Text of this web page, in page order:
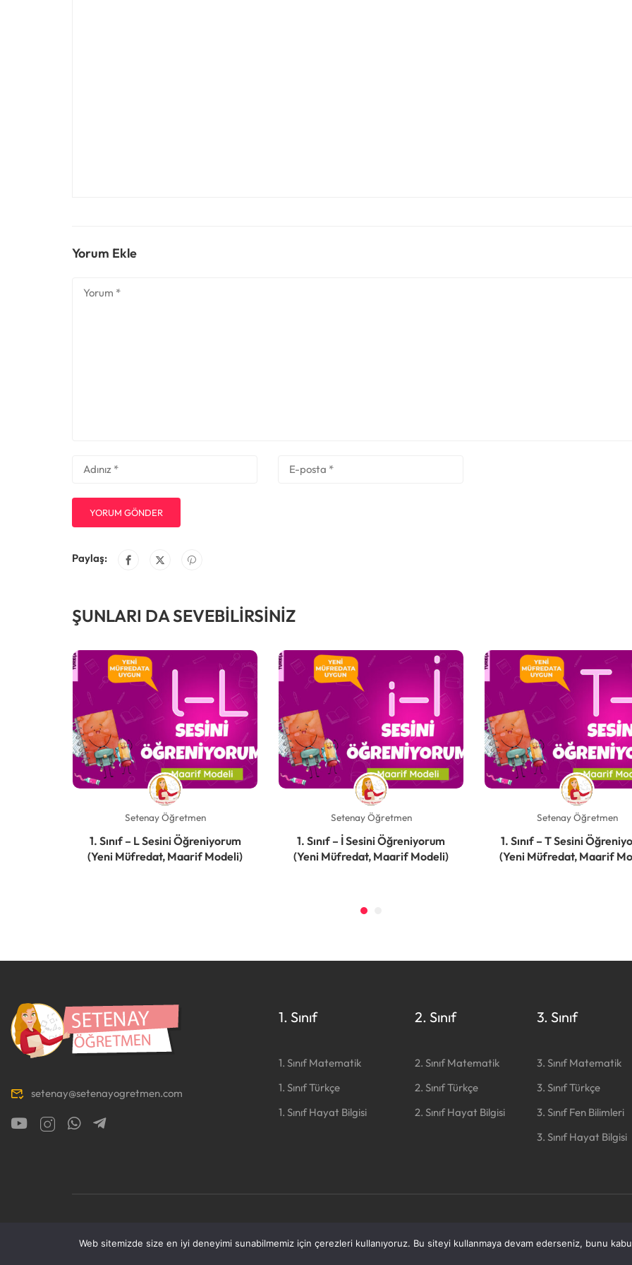
Yorum Ekle
Paylaş:
ŞUNLARI DA SEVEBILIRSINIZ
Setenay Öğretmen
1. Sınıf – L Sesini Öğreniyorum
(Yeni Müfredat, Maarif Modeli)
Setenay Öğretmen
1. Sınıf – İ Sesini Öğreniyorum
(Yeni Müfredat, Maarif Modeli)
Setenay Öğretmen
1. Sınıf – T Sesini
(Yeni Müfredat, Maarif
setenay@setenayogretmen.com
1. Sınıf
1. Sınıf Matematik
1. Sınıf Türkçe
1. Sınıf Hayat Bilgisi
2. Sınıf
2. Sınıf Matematik
2. Sınıf Türkçe
2. Sınıf Hayat Bilgisi
3. Sınıf
3. Sınıf Matematik
3. Sınıf Türkçe
3. Sınıf Fen Bilimleri
3. Sınıf Hayat Bilgisi
Web sitemizde size en iyi deneyimi sunabilmemiz için çerezleri kullanıyoruz. Bu siteyi kullanmaya devam ederseniz, bunu